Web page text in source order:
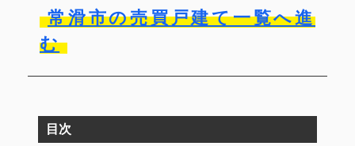
常滑市の売買戸建て一覧へ進
む
目次